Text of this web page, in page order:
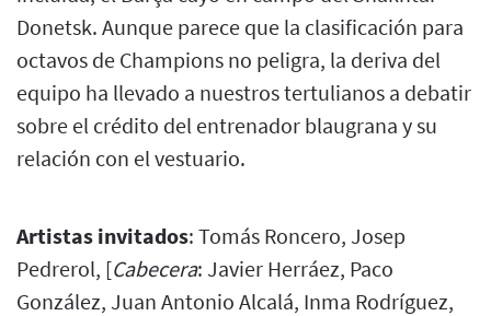
Donetsk. Aunque parece que la clasificación para
octavos de Champions no peligra, la deriva del
equipo ha llevado a nuestros tertulianos a debatir
sobre el crédito del entrenador blaugrana y su
relación con el vestuario.
Artistas invitados: Tomás Roncero, Josep
Pedrerol, [Cabecera: Javier Herráez, Paco
González, Juan Antonio Alcalá, Inma Rodríguez,